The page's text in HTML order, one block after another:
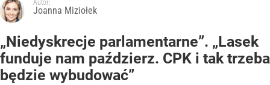
Autor:
Joanna Miziołek
„Niedyskrecje parlamentarne”. „Lasek
funduje nam paździerz. CPK i tak trzeba
będzie wybudować”